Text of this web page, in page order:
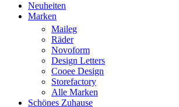
Neuheiten
Marken
Maileg
Räder
Novoform
Design Letters
Cooee Design
Storefactory
Alle Marken
Schönes Zuhause